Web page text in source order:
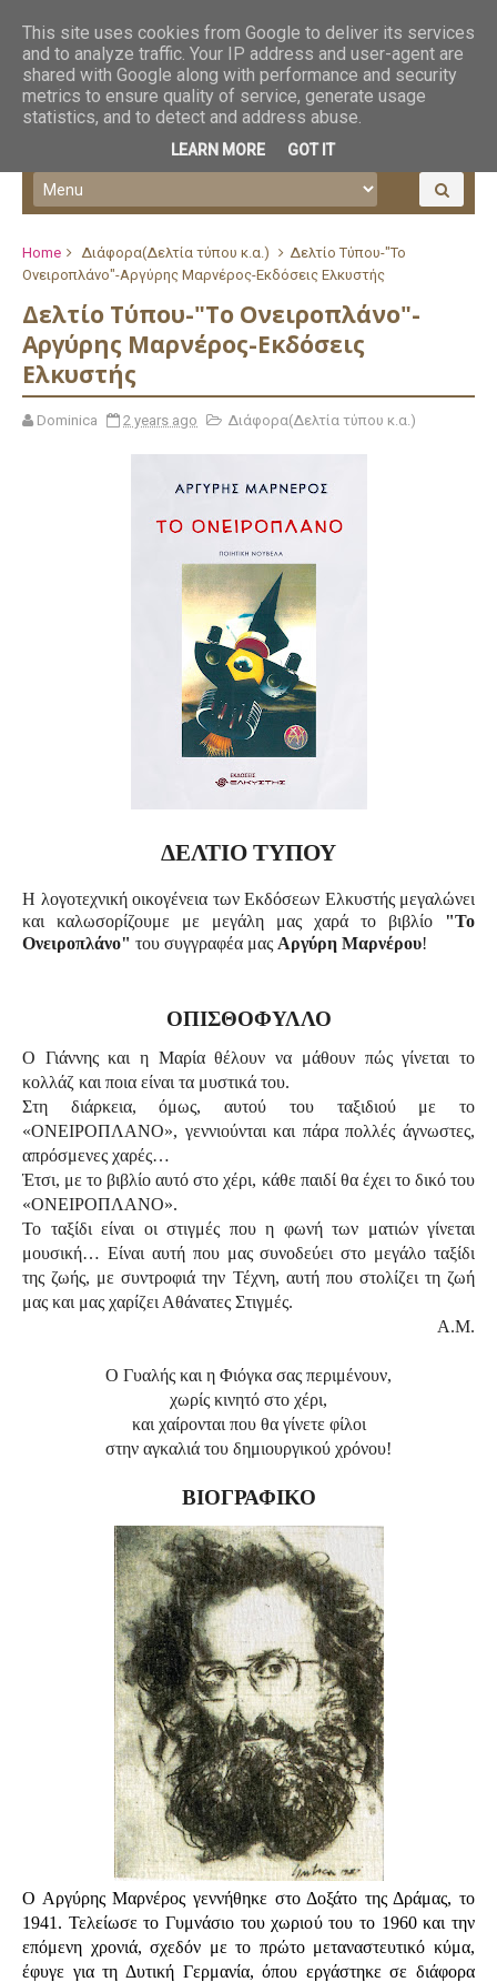
Home Διάφορα(Δελτία τύπου κ.α.)
Δελτίο Τύπου-"Το
Ονειροπλάνο"-Αργύρης Μαρνέρος-Εκδόσεις Ελκυστής
Δελτίο Τύπου-"Το Ονειροπλάνο"-
Αργύρης Μαρνέρος-Εκδόσεις
Ελκυστής
Dominica 2 years ago Διάφορα(Δελτία τύπου κ.α.)
ΔΕΛΤΙΟ ΤΥΠΟΥ
Η λογοτεχνική οικογένεια των Εκδόσεων Ελκυστής μεγαλώνει
και καλωσορίζουμε με μεγάλη μας χαρά το βιβλίο "Το
Ονειροπλάνο" του συγγραφέα μας Αργύρη Μαρνέρου!
ΟΠΙΣΘΟΦΥΛΛΟ
Ο Γιάννης και η Μαρία θέλουν να μάθουν πώς γίνεται το
κολλάζ και ποια είναι τα μυστικά του.
Στη διάρκεια, όμως, αυτού του ταξιδιού με το
«ΟΝΕΙΡΟΠΛΑΝΟ», γεννιούνται και πάρα πολλές άγνωστες,
απρόσμενες χαρές…
Έτσι, με το βιβλίο αυτό στο χέρι, κάθε παιδί θα έχει το δικό του
«ΟΝΕΙΡΟΠΛΑΝΟ».
Το ταξίδι είναι οι στιγμές που η φωνή των ματιών γίνεται
μουσική… Είναι αυτή που μας συνοδεύει στο μεγάλο ταξίδι
της ζωής, με συντροφιά την Τέχνη, αυτή που στολίζει τη ζωή
μας και μας χαρίζει Αθάνατες Στιγμές.
Α.Μ.
Ο Γυαλής και η Φιόγκα σας περιμένουν,
χωρίς κινητό στο χέρι,
και χαίρονται που θα γίνετε φίλοι
στην αγκαλιά του δημιουργικού χρόνου!
ΒΙΟΓΡΑΦΙΚΟ
Ο Αργύρης Μαρνέρος γεννήθηκε στο Δοξάτο της Δράμας, το
1941. Τελείωσε το Γυμνάσιο του χωριού του το 1960 και την
επόμενη χρονιά, σχεδόν με το πρώτο μεταναστευτικό κύμα,
έφυγε για τη Δυτική Γερμανία, όπου εργάστηκε σε διάφορα
This site uses cookies from Google to deliver its services
and to analyze traffic. Your IP address and user-agent are
shared with Google along with performance and security
metrics to ensure quality of service, generate usage
statistics, and to detect and address abuse.
LEARN MORE GOT IT